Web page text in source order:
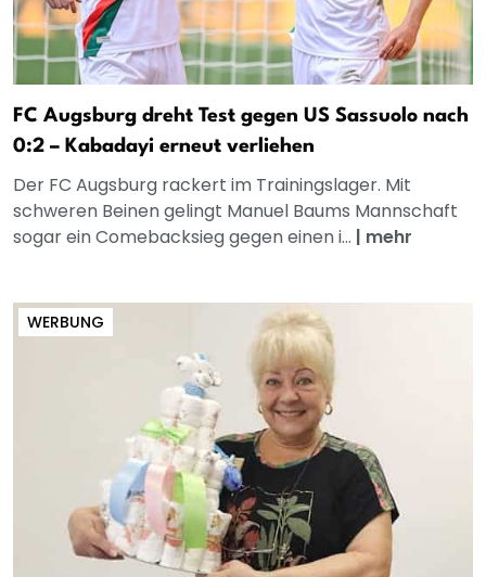
FC Augsburg dreht Test gegen US Sassuolo nach
0:2 – Kabadayi erneut verliehen
Der FC Augsburg rackert im Trainingslager. Mit
schweren Beinen gelingt Manuel Baums Mannschaft
sogar ein Comebacksieg gegen einen i... | mehr
WERBUNG